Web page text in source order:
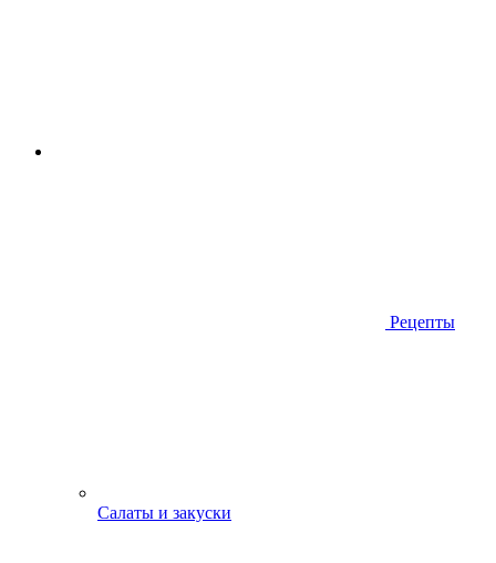
Рецепты
Салаты и закуски